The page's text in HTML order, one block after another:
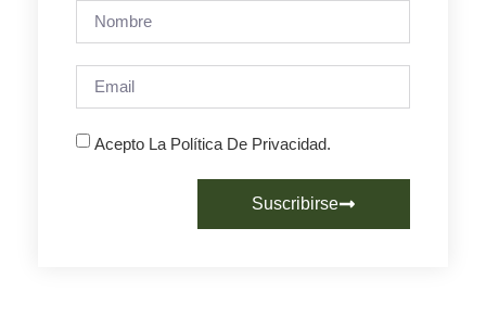
Acepto La Política De Privacidad.
Suscribirse